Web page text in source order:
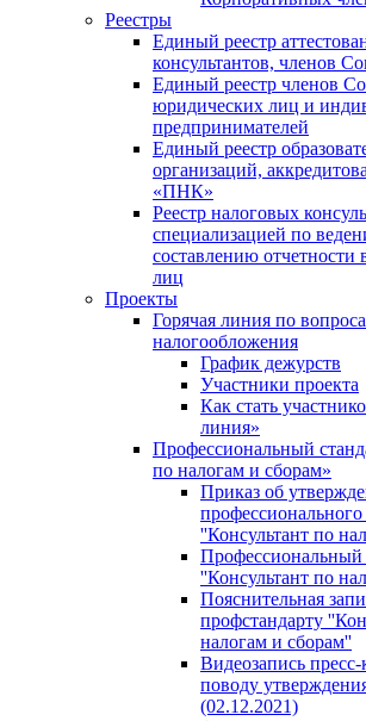
Реестры
Единый реестр
консультантов, членов
Единый реестр членов
юридических лиц и
предпринимателей
Единый реестр
организаций,
«ПНК»
Реестр налоговых
специализацией по
составлению отчетности
лиц
Проекты
Горячая линия по
налогообложения
График дежурств
Участники проекта
Как стать
линия»
Профессиональный
по налогам и сборам»
Приказ об
профессионального
''Консультант по
Профессиональный
''Консультант по
Пояснительная
профстандарту
налогам и сборам''
Видеозапись
поводу
(02.12.2021)